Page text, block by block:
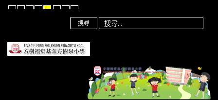
Default
NightHighHighHigh
Contrast
Set
Smaller
Set
Default
Set
Larger
Font
搜尋